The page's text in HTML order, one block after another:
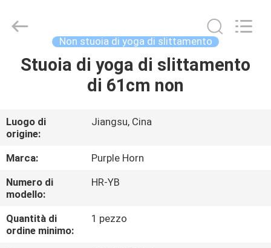
CASA
CIRCA
NOI
GIRO
DELLA
Non stuoia di yoga di slittamento
Stuoia di yoga di slittamento
di 61cm non
Luogo di
origine:
Jiangsu, Cina
Marca:
Purple Horn
Numero di
modello:
HR-YB
Quantità di
ordine minimo:
1 pezzo